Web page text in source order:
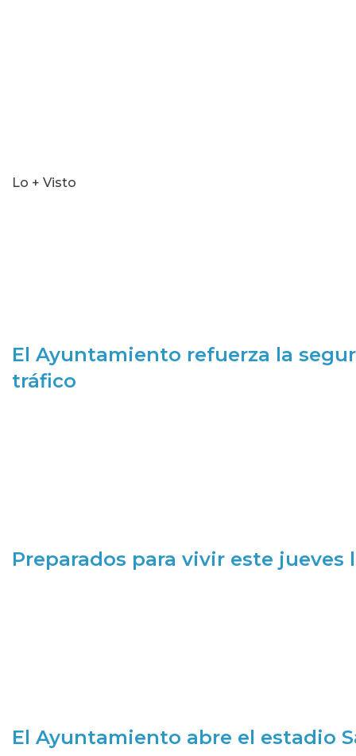
Lo + Visto
El Ayuntamiento refuerza la
tráfico
Preparados para vivir este jueves
El Ayuntamiento abre el estadio